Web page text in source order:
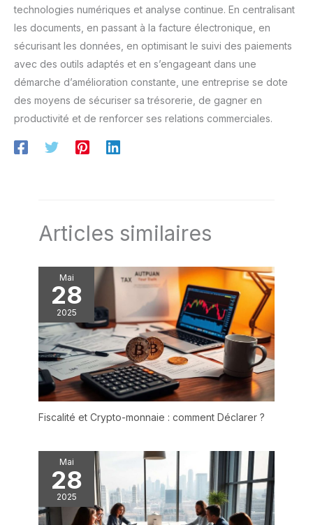
technologies numériques et analyse continue. En centralisant
les documents, en passant à la facture électronique, en
sécurisant les données, en optimisant le suivi des paiements
avec des outils adaptés et en s’engageant dans une
démarche d’amélioration constante, une entreprise se dote
des moyens de sécuriser sa trésorerie, de gagner en
productivité et de renforcer ses relations commerciales.
Articles similaires
Mai
28
2025
Fiscalité et Crypto-monnaie : comment Déclarer ?
Mai
28
2025